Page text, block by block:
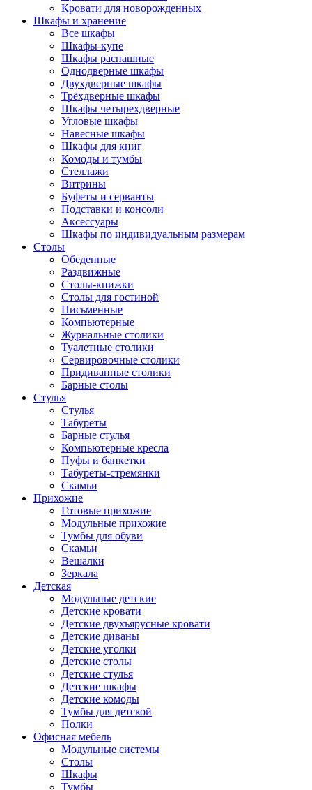
Кровати для новорожденных
Шкафы и хранение
Все шкафы
Шкафы-купе
Шкафы распашные
Однодверные шкафы
Двухдверные шкафы
Трёхдверные шкафы
Шкафы четырехдверные
Угловые шкафы
Навесные шкафы
Шкафы для книг
Комоды и тумбы
Стеллажи
Витрины
Буфеты и серванты
Подставки и консоли
Аксессуары
Шкафы по индивидуальным размерам
Столы
Обеденные
Раздвижные
Столы-книжки
Столы для гостиной
Письменные
Компьютерные
Журнальные столики
Туалетные столики
Сервировочные столики
Придиванные столики
Барные столы
Стулья
Стулья
Табуреты
Барные стулья
Компьютерные кресла
Пуфы и банкетки
Табуреты-стремянки
Скамьи
Прихожие
Готовые прихожие
Модульные прихожие
Тумбы для обуви
Скамьи
Вешалки
Зеркала
Детская
Модульные детские
Детские кровати
Детские двухъярусные кровати
Детские диваны
Детские уголки
Детские столы
Детские стулья
Детские шкафы
Детские комоды
Тумбы для детской
Полки
Офисная мебель
Модульные системы
Столы
Шкафы
Тумбы